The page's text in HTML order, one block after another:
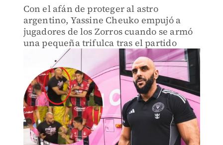
Con el afán de proteger al astro
argentino, Yassine Cheuko empujó a
jugadores de los Zorros cuando se armó
una pequeña trifulca tras el partido